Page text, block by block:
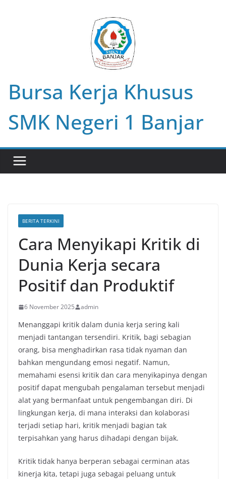
Bursa Kerja Khusus
SMK Negeri 1 Banjar
BERITA TERKINI
Cara Menyikapi Kritik di
Dunia Kerja secara
Positif dan Produktif
6 November 2025 admin
Menanggapi kritik dalam dunia kerja sering kali
menjadi tantangan tersendiri. Kritik, bagi sebagian
orang, bisa menghadirkan rasa tidak nyaman dan
bahkan mengundang emosi negatif. Namun,
memahami esensi kritik dan cara menyikapinya dengan
positif dapat mengubah pengalaman tersebut menjadi
alat yang bermanfaat untuk pengembangan diri. Di
lingkungan kerja, di mana interaksi dan kolaborasi
terjadi setiap hari, kritik menjadi bagian tak
terpisahkan yang harus dihadapi dengan bijak.
Kritik tidak hanya berperan sebagai cerminan atas
kinerja kita, tetapi juga sebagai peluang untuk